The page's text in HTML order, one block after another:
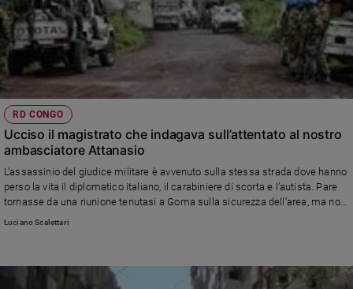
RD CONGO
Ucciso il magistrato che indagava sull’attentato al nostro
ambasciatore Attanasio
L’assassinio del giudice militare è avvenuto sulla stessa strada dove hanno
perso la vita il diplomatico italiano, il carabiniere di scorta e l’autista. Pare
tornasse da una riunione tenutasi a Goma sulla sicurezza dell’area, ma non
ci sono conferme che l’attentato sia connesso con l’assalto del 22 febbraio
Luciano Scalettari